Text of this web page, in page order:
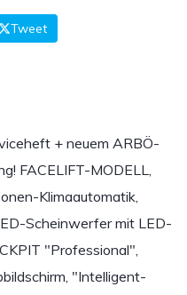
Tweet
+ neuem ARBÖ-
FACELIFT-MODELL,
Klimaautomatik,
Scheinwerfer mit LED-
"Professional",
"Intelligent-